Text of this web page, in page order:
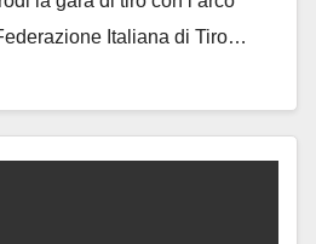
Italiana di Tiro…